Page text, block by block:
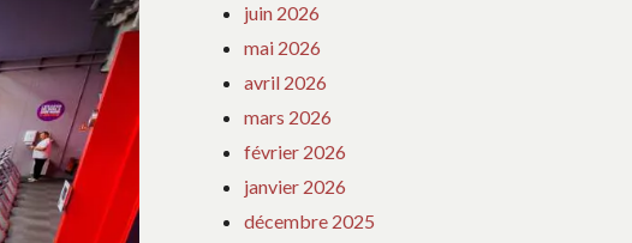
juin 2026
mai 2026
avril 2026
mars 2026
février 2026
janvier 2026
décembre 2025